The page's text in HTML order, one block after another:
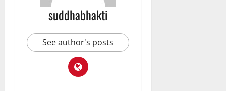
suddhabhakti
See author's posts